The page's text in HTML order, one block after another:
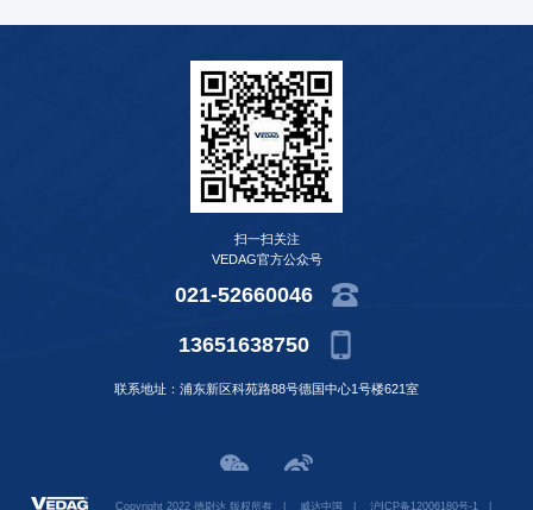
扫一扫关注
VEDAG官方公众号
021-52660046
13651638750
联系地址：浦东新区科苑路88号德国中心1号楼621室
Copyright 2022 德尉达 版权所有 威达中国 沪ICP备12006180号-1